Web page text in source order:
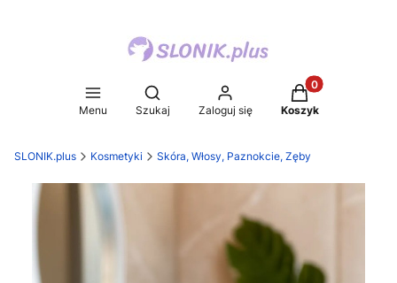
Menu
Otwórz wyszukiwarkę
Szukaj Zaloguj się
Produkty w
Koszyk
SLONIK.plus Kosmetyki Skóra, Włosy, Paznokcie, Zęby